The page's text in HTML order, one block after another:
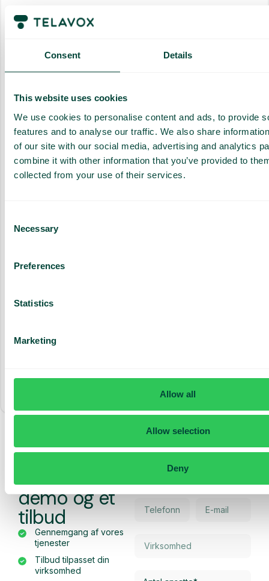
Consent Details
This website uses cookies
We use cookies to personalise content and ads, to provide
features and to analyse our traffic. We also share
of our site with our social media, advertising and analytics
combine it with other information that you’ve provided to
collected from your use of their services.
Selection
Necessary
Preferences
Statistics
Marketing
Allow all
Allow selection
Deny
Mobil- og fastnettelefoni
349kr./md
Til dem, der har brug for vores app med omstillingsbord, chat,
Vælg venligst
Inkluderer også alt i Plus:
App på mobil, desktop og Teams
Fastnet telefoni og softphone
Få en
skræddersyet
demo og et
tilbud
Gennemgang af vores
tjenester
Tilbud tilpasset din
virksomhed